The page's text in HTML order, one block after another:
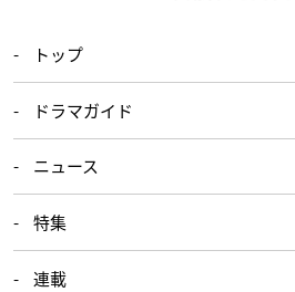
トップ
ドラマガイド
ニュース
特集
連載